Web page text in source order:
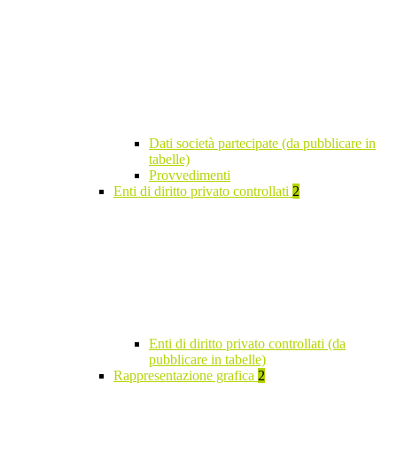
Dati società partecipate (da pubblicare in
tabelle)
Provvedimenti
Enti di diritto privato controllati 2
Enti di diritto privato controllati (da
pubblicare in tabelle)
Rappresentazione grafica 2